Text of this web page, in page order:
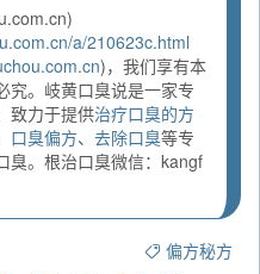
a/210623c.html
)，我们享有本
究。岐黄口臭说是一家专
致力于提供治疗口臭的方
口臭偏方、 去除口臭等专
臭。根治口臭微信：kangf
偏方秘方